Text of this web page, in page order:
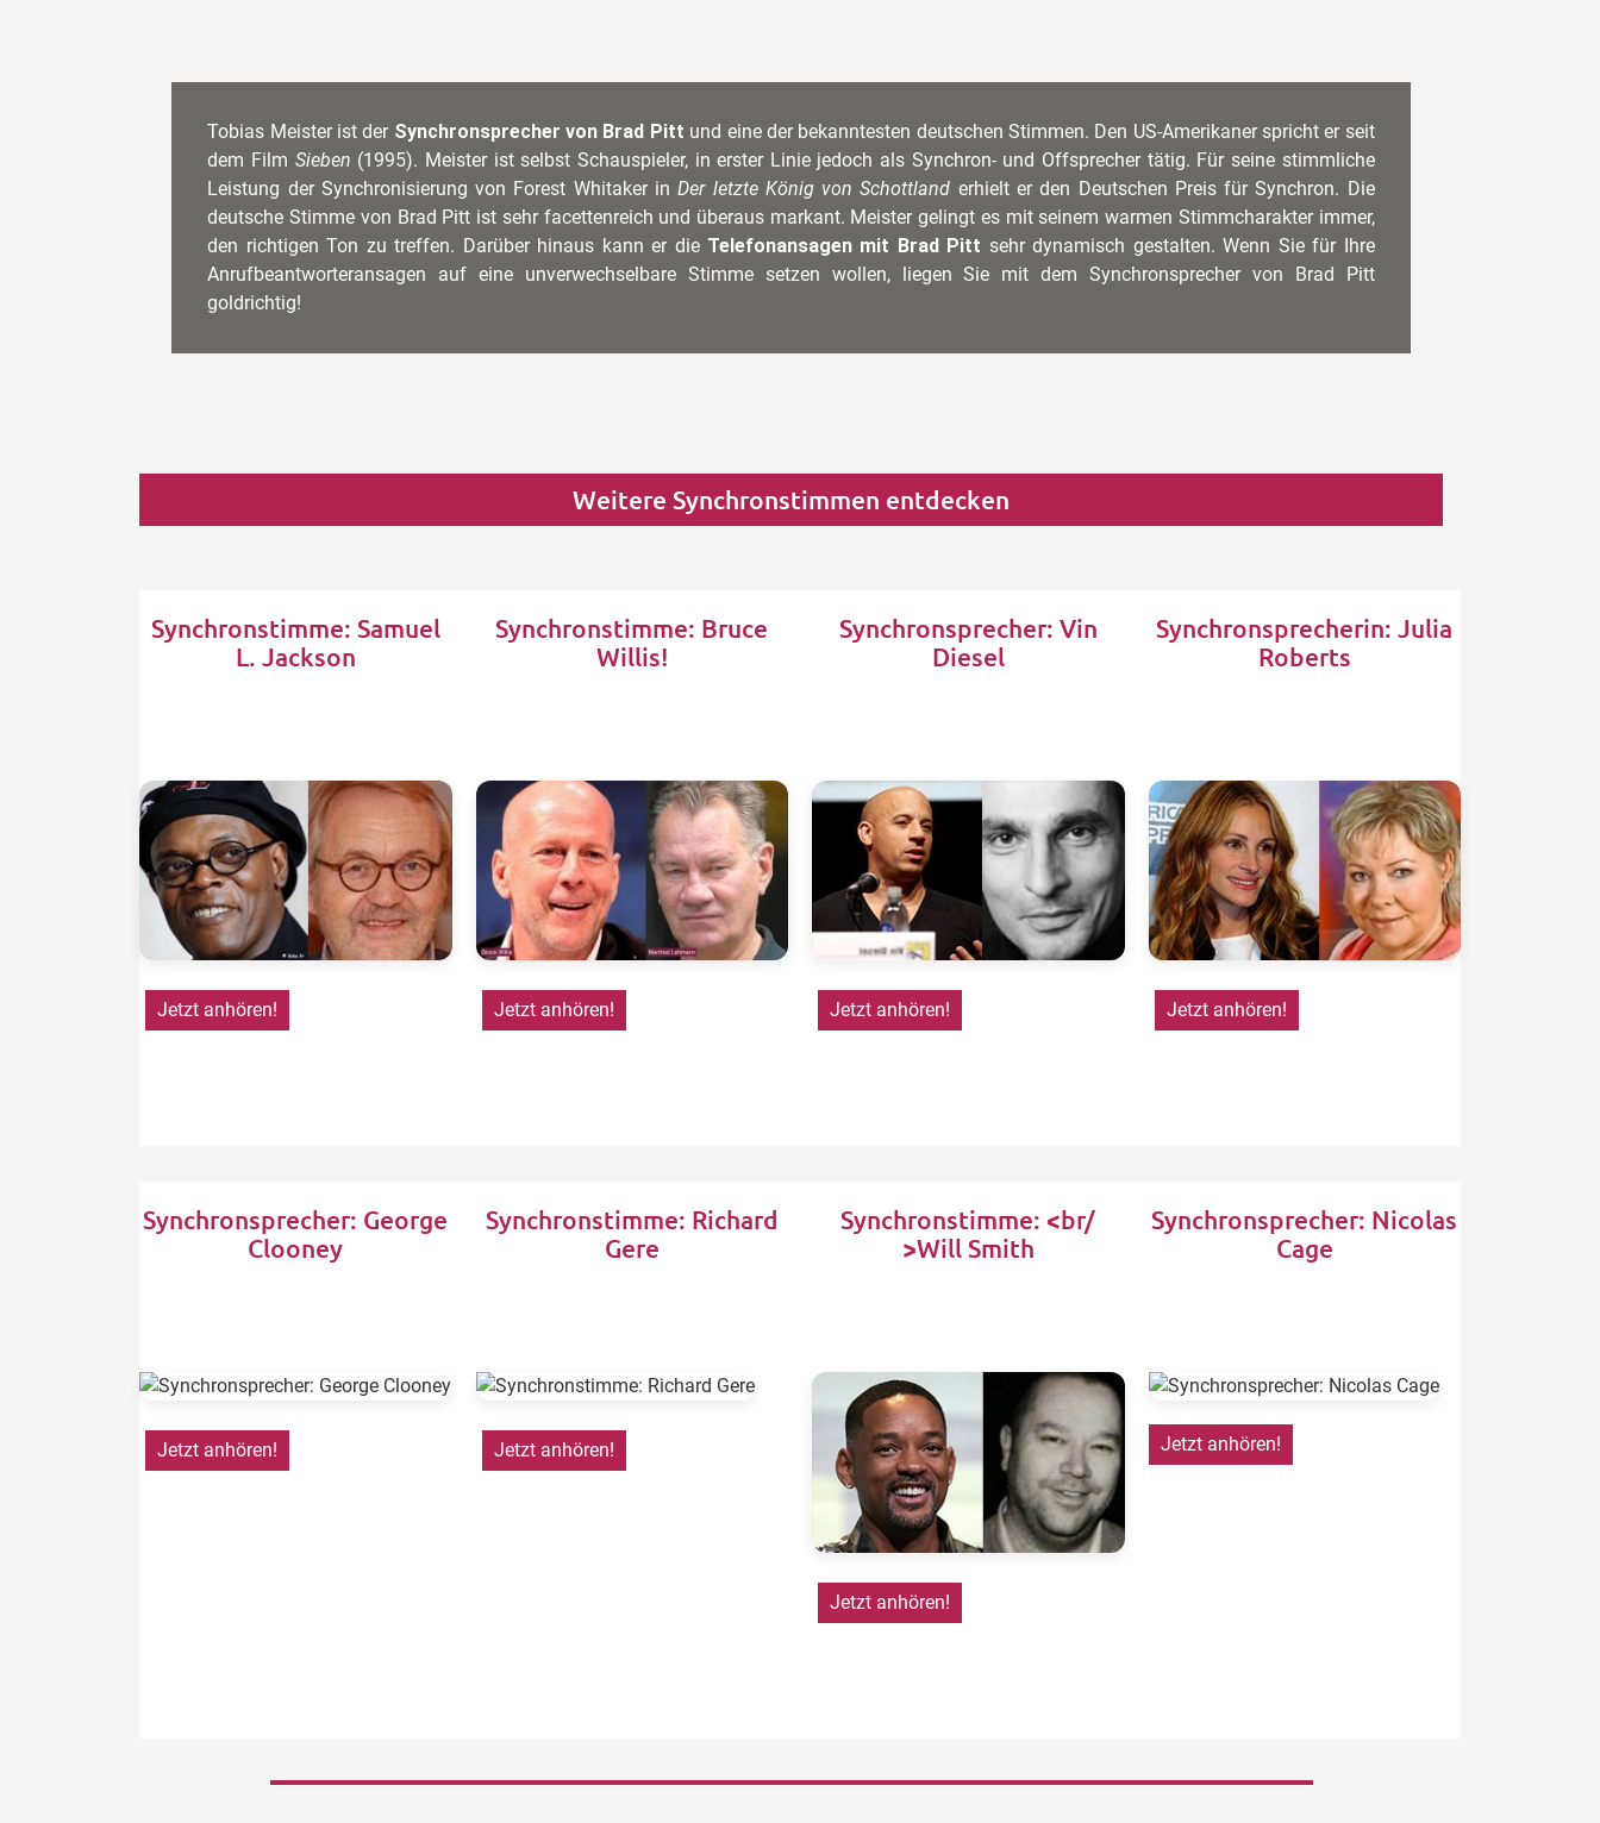
Tobias Meister ist der Synchronsprecher von Brad Pitt und eine der bekanntesten deutschen Stimmen. Den US-Amerikaner spricht er seit
dem Film Sieben (1995). Meister ist selbst Schauspieler, in erster Linie jedoch als Synchron- und Offsprecher tätig. Für seine stimmliche
Leistung der Synchronisierung von Forest Whitaker inDer letzte König von Schottland erhielt er den Deutschen Preis für Synchron. Die
deutsche Stimme von Brad Pitt ist sehr facettenreich und überaus markant. Meister gelingt es mit seinem warmen Stimmcharakter immer,
den richtigen Ton zu treffen. Darüber hinaus kann er die Telefonansagen mit Brad Pitt sehr dynamisch gestalten. Wenn Sie für Ihre
Anrufbeantworteransagen auf eine unverwechselbare Stimme setzen wollen, liegen Sie mit dem Synchronsprecher von Brad Pitt
goldrichtig!
Weitere Synchronstimmen entdecken
Synchronstimme: Samuel
L. Jackson
Jetzt anhören!
Synchronstimme: Bruce
Willis!
Jetzt anhören!
Synchronsprecher: Vin
Diesel
Jetzt anhören!
Synchronsprecherin: Julia
Roberts
Jetzt anhören!
Synchronsprecher: George
Clooney
Jetzt anhören!
Synchronstimme: Richard
Gere
Jetzt anhören!
Synchronstimme: <br/
>Will Smith
Jetzt anhören!
Synchronsprecher: Nicolas
Cage
Jetzt anhören!